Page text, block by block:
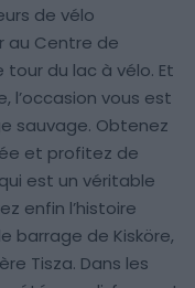
de vélo
au Centre de
du lac à vélo. Et
l’occasion vous est
sauvage. Obtenez
et profitez de
est un véritable
enfin l’histoire
barrage de Kisköre,
Tisza. Dans les